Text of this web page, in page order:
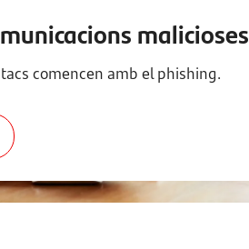
malicioses
comencen amb el phishing.